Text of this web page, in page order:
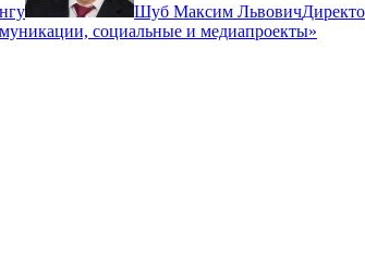
Шуб Максим Львович
социальные и медиапроекты»